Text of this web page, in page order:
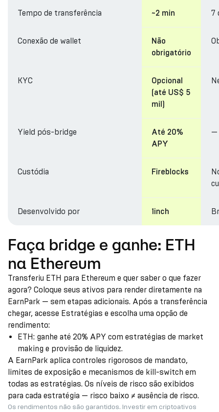
Tempo de transferência ~2 min 7
Conexão de wallet
Não
obrigatório
KYC
Opcional
(até US$ 5
mil)
Yield pós-bridge
Até 20%
APY
—
Custódia Fireblocks
Desenvolvido por 1inch
Faça bridge e ganhe: ETH
na Ethereum
Transferiu ETH para Ethereum e quer saber o que fazer
agora? Coloque seus ativos para render diretamente na
EarnPark — sem etapas adicionais. Após a transferência
chegar, acesse Estratégias e escolha uma opção de
rendimento:
ETH: ganhe até 20% APY com estratégias de market
making e provisão de liquidez.
A EarnPark aplica controles rigorosos de mandato,
limites de exposição e mecanismos de kill-switch em
todas as estratégias. Os níveis de risco são exibidos
para cada estratégia — risco baixo ≠ ausência de risco.
Os rendimentos não são garantidos. Investir em criptoativos